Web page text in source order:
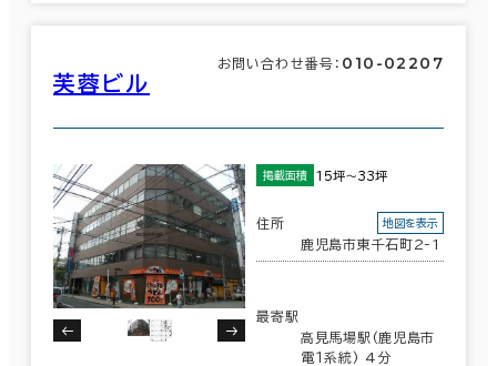
芙蓉ビル
お問い合わせ番号： 010-02207
掲載面積 15坪～33坪
住所
鹿児島市東千石町2-1
地図を表示
最寄駅
高見馬場駅(鹿児島市
電１系統) 4分